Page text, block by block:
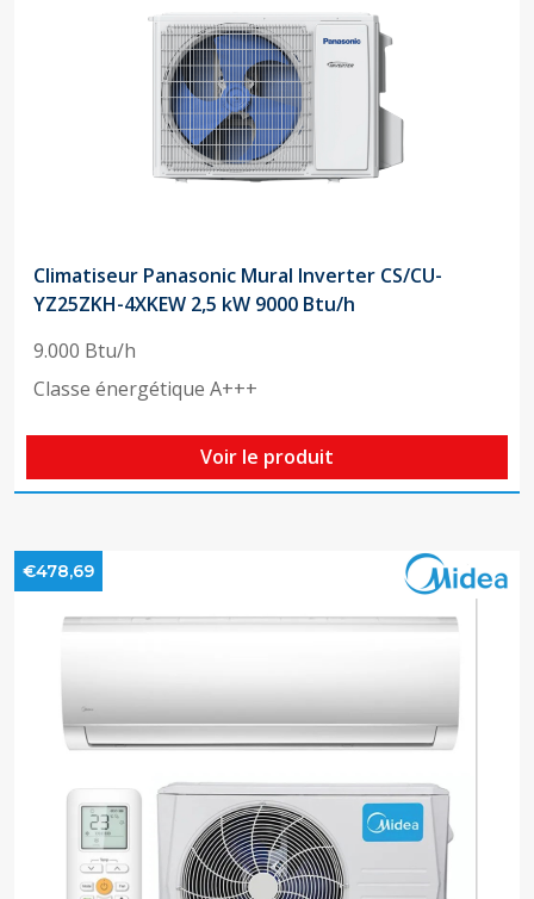
Climatiseur Panasonic Mural Inverter CS/CU-
YZ25ZKH-4XKEW 2,5 kW 9000 Btu/h
9.000 Btu/h
Classe énergétique A+++
Voir le produit
€478,69